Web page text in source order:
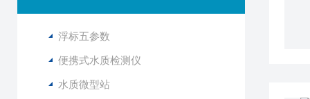
浮标五参数
便携式水质检测仪
水质微型站